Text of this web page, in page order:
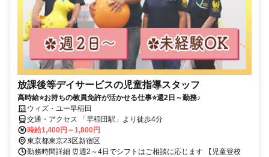
放課後等デイサービスの児童指導スタッフ
高時給⭐お持ちの教員免許が活かせる仕事⭐週2日～勤務♪
ウィズ・ユー早稲田
交通・アクセス 「早稲田駅」より徒歩4分
時給1,400円～1,800円
東京都東京23区新宿区
勤務時間詳細 ⏰週2～4日でシフトはご相談に応じます 【児童登校